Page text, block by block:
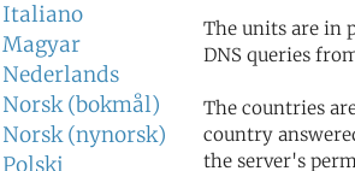
Italiano
Magyar
Nederlands
Norsk (bokmål)
Norsk (nynorsk)
Polski
The units are in
DNS queries
The countries
country
the server's